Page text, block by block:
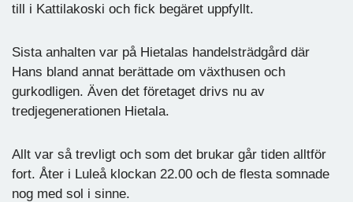
till i Kattilakoski och fick begäret uppfyllt.
Sista anhalten var på Hietalas handelsträdgård där
Hans bland annat berättade om växthusen och
gurkodligen. Även det företaget drivs nu av
tredjegenerationen Hietala.
Allt var så trevligt och som det brukar går tiden alltför
fort. Åter i Luleå klockan 22.00 och de flesta somnade
nog med sol i sinne.